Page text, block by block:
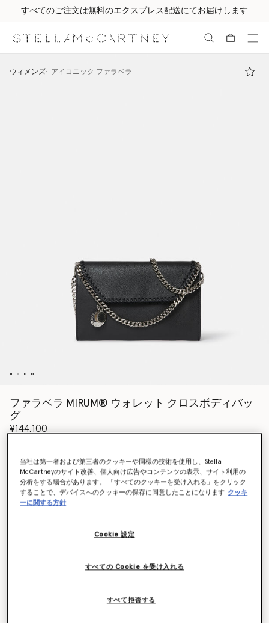
すべてのご注文は無料のエクスプレス配送にてお届けします
ウィメンズ アイコニック ファラベラ
ファラベラ MIRUM® ウォレット クロスボディバッ
グ
¥144,100
カラー ブラック
選択
再入荷したらメールをもらう
メールをもらう
当社は第一者および第三者のクッキーや同様の技術を使用し、Stella
McCartneyのサイト改善、個人向け広告やコンテンツの表示、サイト利用の
分析をする場合があります。 「すべてのクッキーを受け入れる」をクリック
することで、デバイスへのクッキーの保存に同意したことになります クッキ
ーに関する方針
Cookie 設定
すべて拒否する
すべての Cookie を受け入れる